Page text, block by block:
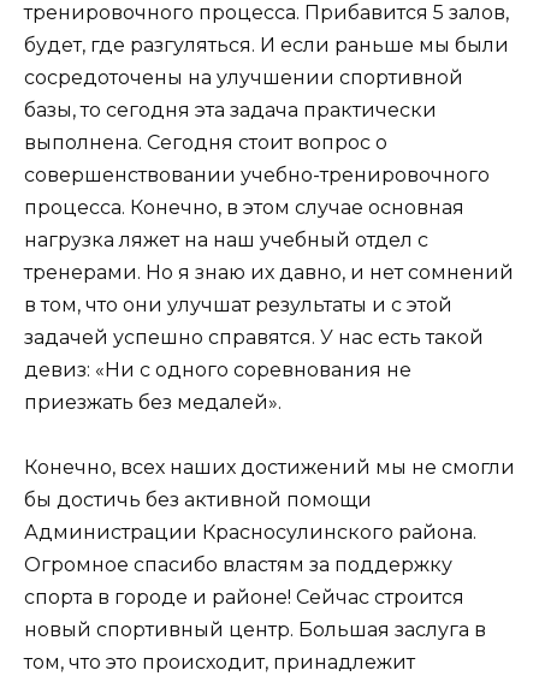
тренировочного процесса. Прибавится 5 залов,
будет, где разгуляться. И если раньше мы были
сосредоточены на улучшении спортивной
базы, то сегодня эта задача практически
выполнена. Сегодня стоит вопрос о
совершенствовании учебно-тренировочного
процесса. Конечно, в этом случае основная
нагрузка ляжет на наш учебный отдел с
тренерами. Но я знаю их давно, и нет сомнений
в том, что они улучшат результаты и с этой
задачей успешно справятся. У нас есть такой
девиз: «Ни с одного соревнования не
приезжать без медалей».
Конечно, всех наших достижений мы не смогли
бы достичь без активной помощи
Администрации Красносулинского района.
Огромное спасибо властям за поддержку
спорта в городе и районе! Сейчас строится
новый спортивный центр. Большая заслуга в
том, что это происходит, принадлежит